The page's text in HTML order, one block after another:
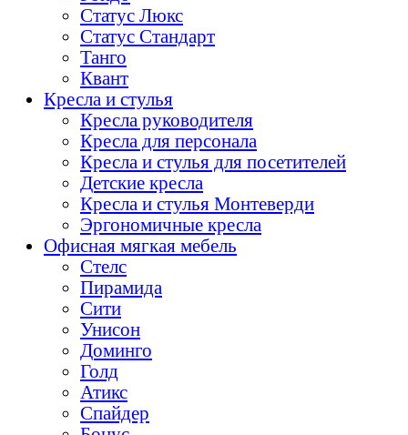
Статус Люкс
Статус Стандарт
Танго
Квант
Кресла и стулья
Кресла руководителя
Кресла для персонала
Кресла и стулья для посетителей
Детские кресла
Кресла и стулья Монтеверди
Эргономичные кресла
Офисная мягкая мебель
Стелс
Пирамида
Сити
Унисон
Доминго
Голд
Атикс
Спайдер